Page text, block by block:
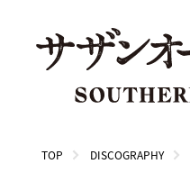
TOP DISCOGRAPHY